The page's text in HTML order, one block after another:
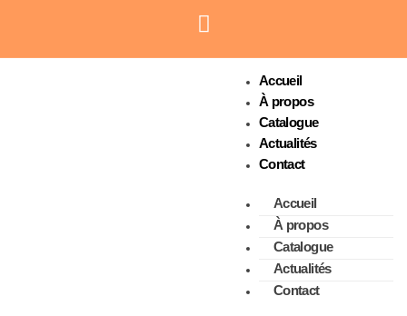
Accueil
À propos
Catalogue
Actualités
Contact
Accueil
À propos
Catalogue
Actualités
Contact